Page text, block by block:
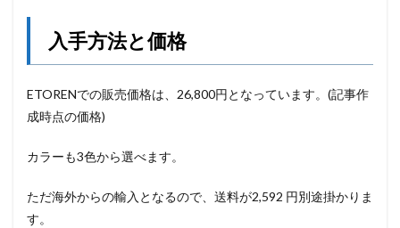
入手方法と価格
ETORENでの販売価格は、26,800円となっています。(記事作
成時点の価格)
カラーも3色から選べます。
ただ海外からの輸入となるので、送料が2,592 円別途掛かりま
す。